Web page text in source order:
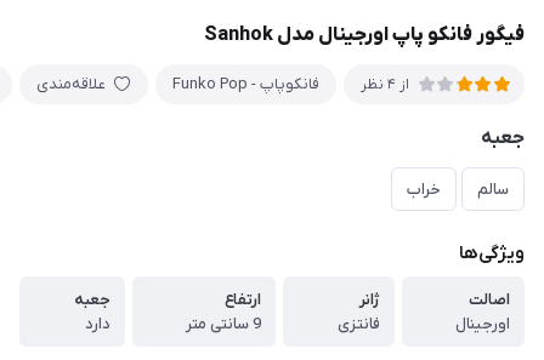
فیگور فانکو پاپ اورجینال مدل Sanhok
از 4 نظر فانکوپاپ - Funko Pop علاقه‌مندی
جعبه
سالم خراب
ویژگی‌ها
اصالت
اورجینال
ژانر
فانتزی
ارتفاع
9 سانتی متر
جعبه
دارد